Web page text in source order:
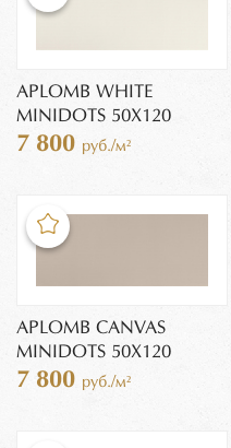
APLOMB WHITE
MINIDOTS 50X120
7 800 руб./м²
APLOMB CANVAS
MINIDOTS 50X120
7 800 руб./м²